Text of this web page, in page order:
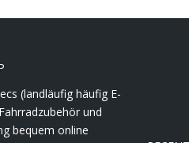
(landläufig häufig E-
und
bequem online